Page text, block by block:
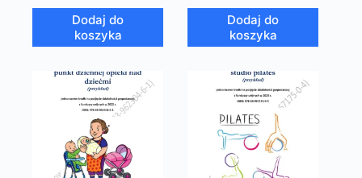
Dodaj do
koszyka
Dodaj do
koszyka